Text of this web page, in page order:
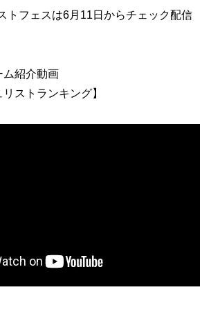
トフェスは6月11日からチェック配信
ム紹介動画
ストランキング】